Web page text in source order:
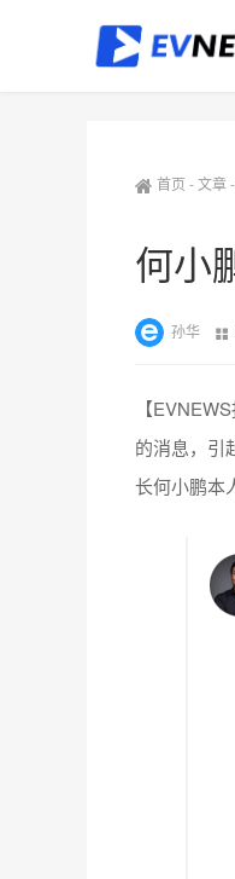
首页 -文章-
何小
孙华
【
的消息，引
长何小鹏本